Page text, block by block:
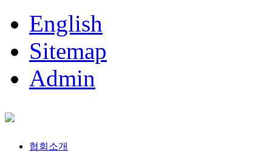
English
Sitemap
Admin
협회소개